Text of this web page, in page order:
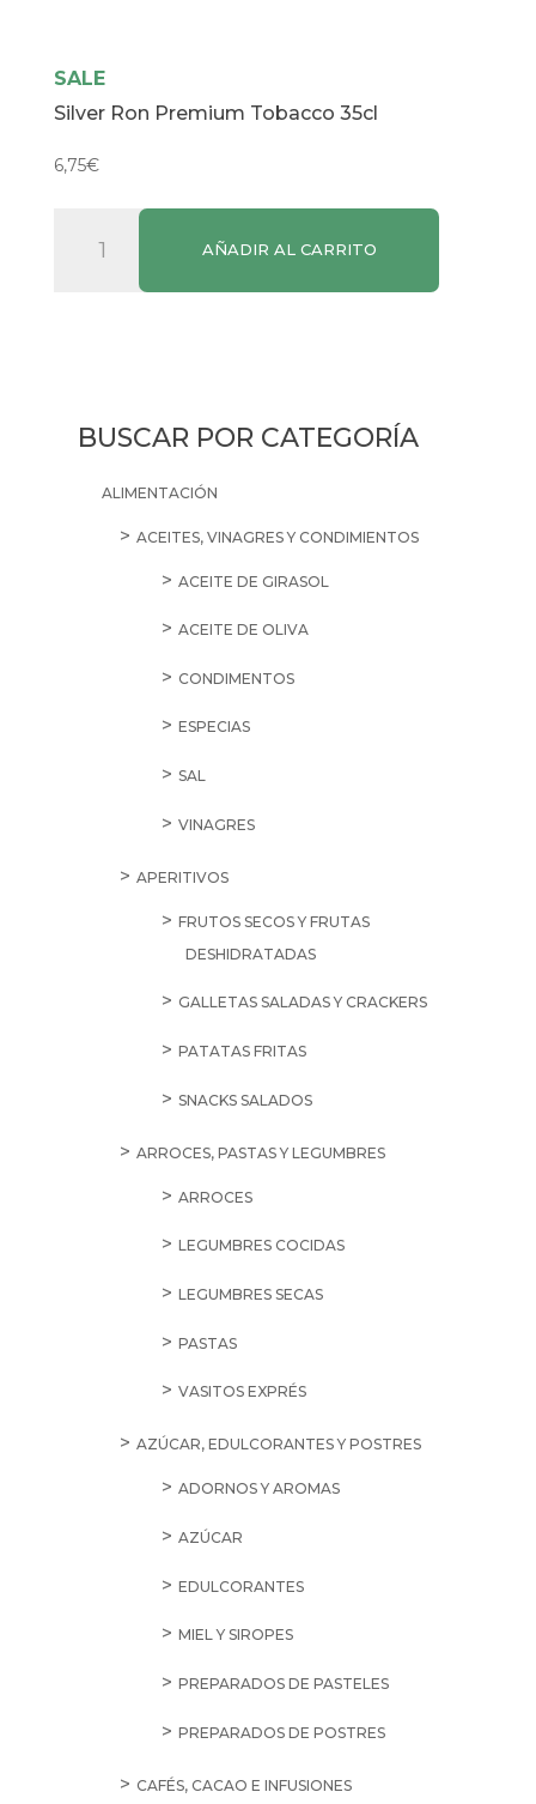
SALE
Silver Ron Premium Tobacco 35cl
6,75€
Premium
AÑADIR AL CARRITO
BUSCAR POR CATEGORÍA
ALIMENTACIÓN
ACEITES, VINAGRES Y CONDIMIENTOS
ACEITE DE GIRASOL
ACEITE DE OLIVA
CONDIMENTOS
ESPECIAS
SAL
VINAGRES
APERITIVOS
FRUTOS SECOS Y FRUTAS
DESHIDRATADAS
GALLETAS SALADAS Y CRACKERS
PATATAS FRITAS
SNACKS SALADOS
ARROCES, PASTAS Y LEGUMBRES
ARROCES
LEGUMBRES COCIDAS
LEGUMBRES SECAS
PASTAS
VASITOS EXPRÉS
AZÚCAR, EDULCORANTES Y POSTRES
ADORNOS Y AROMAS
AZÚCAR
EDULCORANTES
MIEL Y SIROPES
PREPARADOS DE PASTELES
PREPARADOS DE POSTRES
CAFÉS, CACAO E INFUSIONES